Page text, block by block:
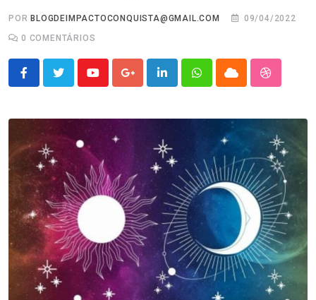
POR BLOGDEIMPACTOCONQUISTA@GMAIL.COM
09/04/2022
0 COMENTÁRIOS
YoutubeGoogle+LinkedInWhatsappCloud